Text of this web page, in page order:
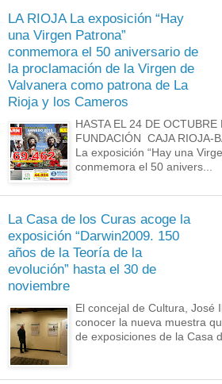
LA RIOJA La exposición “Hay
una Virgen Patrona”
conmemora el 50 aniversario de
la proclamación de la Virgen de
Valvanera como patrona de La
Rioja y los Cameros
HASTA EL 24 DE OCTUBRE
FUNDACIÓN CAJA RIOJA-
La exposición “Hay una
conmemora el 50 anivers...
La Casa de los Curas acoge la
exposición “Darwin2009. 150
años de la Teoría de la
evolución” hasta el 30 de
noviembre
El concejal de Cultura, José
conocer la nueva muestra
de exposiciones de la Casa